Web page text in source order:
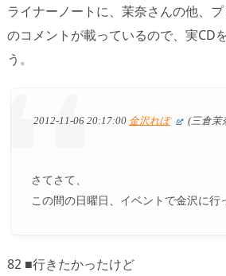
ライナーノートに、茉奈さんの他、
のコメントが載っているので、実CD
う。
2012-11-06 20:17:00 金沢れぽ
(三倉茉
さてさて、
この間の日曜日、イベントで金沢に行
82 ■行きたかったけど